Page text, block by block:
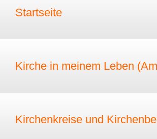
Startseite
Kirche in meinem Leben
Kirchenkreise und